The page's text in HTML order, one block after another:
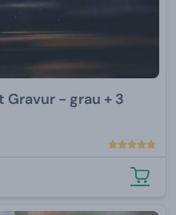
- grau + 3